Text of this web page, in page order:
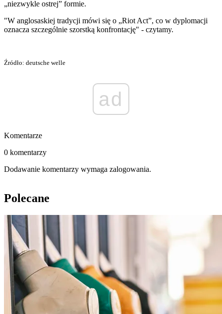
„niezwykle ostrej” formie.
"W anglosaskiej tradycji mówi się o „Riot Act”, co w dyplomacji
oznacza szczególnie szorstką konfrontację" - czytamy.
Źródło: deutsche welle
ad
Komentarze
0 komentarzy
Dodawanie komentarzy wymaga zalogowania.
Polecane